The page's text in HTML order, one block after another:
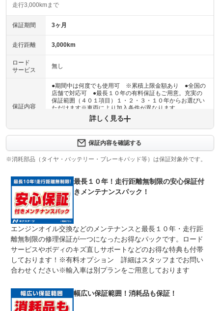
走行3,000kmまで
保証期間 3ヶ月
走行距離 3,000km
ロード
サービス
無し
保証内容
●期間中は何度でも使用可 ※累積上限金額あり ●全国の
店舗で対応可 ●最長１０年の有料保証もご用意。充実の
保証範囲（４０１項目）１・２・３・１０年からお選びい
ただけます※車両により加入条件が異なります
保証項目
３ヶ月・３０００ｋｍ以内ならエンジン、トランスミッシ
ョン、ハイブリッド、ステアリング、ブレーキの各機構に
おける主要項目を無償修理（または交換）いたします。
修理回数 無制限
上限金額
車両本体価格
期間中は何度でも修理可能！修理金額は車両本体価格の１
００％までしっかり保証します。車両本体価格５０万円以
下の場合は５０万円まで保証します。
免責金
無し
保証修理の対象となる場合は、お客様の費用負担は一切ご
ざいません。
保証修理
受付先
全国のネクステージで受付可能！ご遠方でネクステージに
持ち込めないお客様も保証修理はお受け頂けます。詳細
法定整備
整備付 法定12ヶ月または法定24ヶ月点検整備付
※車検なし・車検整備付の場合は法定24ヶ月点検整備付
※商用車は6ヶ月または12ヶ月点検整備付
詳しく見る
保証内容を確認する
※消耗部品（タイヤ・バッテリー・ブレーキパッド等）は保証対象外です。
最長１０年！走行距離無制限の安心保証付
きメンテナンスパック！
エンジンオイル交換などのメンテナンスと最長１０年・走行距
離無制限の修理保証が一つになったお得なパックです。ロード
サービスやボディのキズ直しサポートなどのお得な特典も付帯
しております！※有料オプション 詳細はスタッフまでお問い
合わせください※輸入車は別プランをご用意しております
幅広い保証範囲！消耗品も保証！